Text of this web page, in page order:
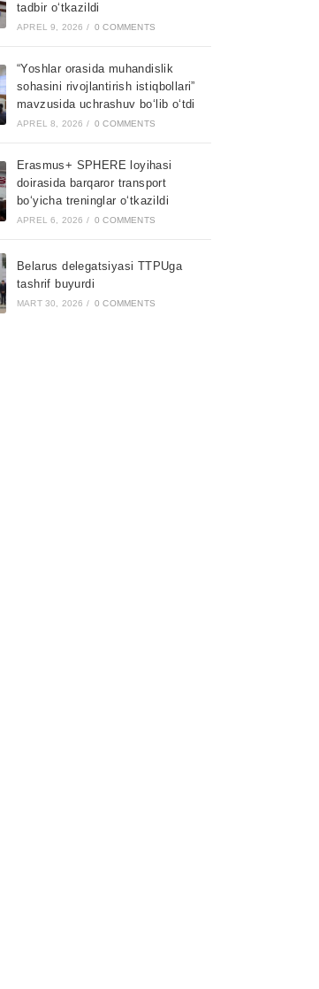
tadbir o‘tkazildi
APREL 9, 2026 / 0 COMMENTS
“Yoshlar orasida muhandislik
sohasini rivojlantirish istiqbollari”
mavzusida uchrashuv bo‘lib o‘tdi
APREL 8, 2026 / 0 COMMENTS
Erasmus+ SPHERE loyihasi
doirasida barqaror transport
bo‘yicha treninglar o‘tkazildi
APREL 6, 2026 / 0 COMMENTS
Belarus delegatsiyasi TTPUga
tashrif buyurdi
MART 30, 2026 / 0 COMMENTS